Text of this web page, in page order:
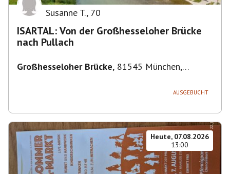
Susanne T., 70
ISARTAL: Von der Großhesseloher Brücke
nach Pullach
Großhesseloher Brücke, 81545 München,
AUSGEBUCHT
Heute, 07.08.2026
13:00